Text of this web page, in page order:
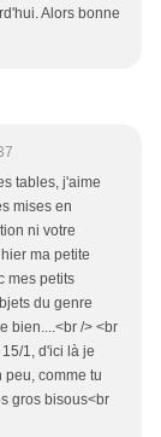
Alors bonne
tables, j'aime
mises en
ni votre
ma petite
mes petits
du genre
bien....<br /> <br
1, d'ici là je
comme tu
gros bisous<br